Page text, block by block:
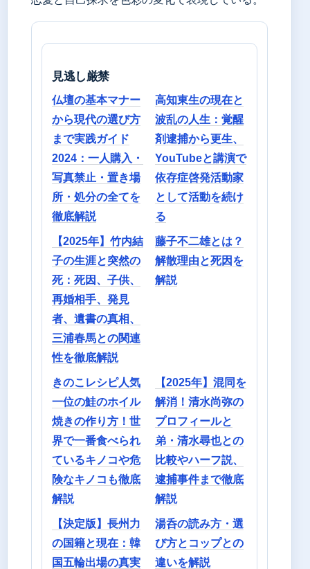
見逃し厳禁
仏壇の基本マナー
から現代の選び方
まで実践ガイド
2024：一人購入・
写真禁止・置き場
所・処分の全てを
徹底解説
高知東生の現在と
波乱の人生：覚醒
剤逮捕から更生、
YouTubeと講演で
依存症啓発活動家
として活動を続け
る
【2025年】竹内結
子の生涯と突然の
死：死因、子供、
再婚相手、発見
者、遺書の真相、
三浦春馬との関連
性を徹底解説
藤子不二雄とは？
解散理由と死因を
解説
きのこレシピ人気
一位の鮭のホイル
焼きの作り方！世
界で一番食べられ
ているキノコや危
険なキノコも徹底
解説
【2025年】混同を
解消！清水尚弥の
プロフィールと
弟・清水尋也との
比較やハーフ説、
逮捕事件まで徹底
解説
【決定版】長州力
の国籍と現在：韓
国五輪出場の真実
湯呑の読み方・選
び方とコップとの
違いを解説